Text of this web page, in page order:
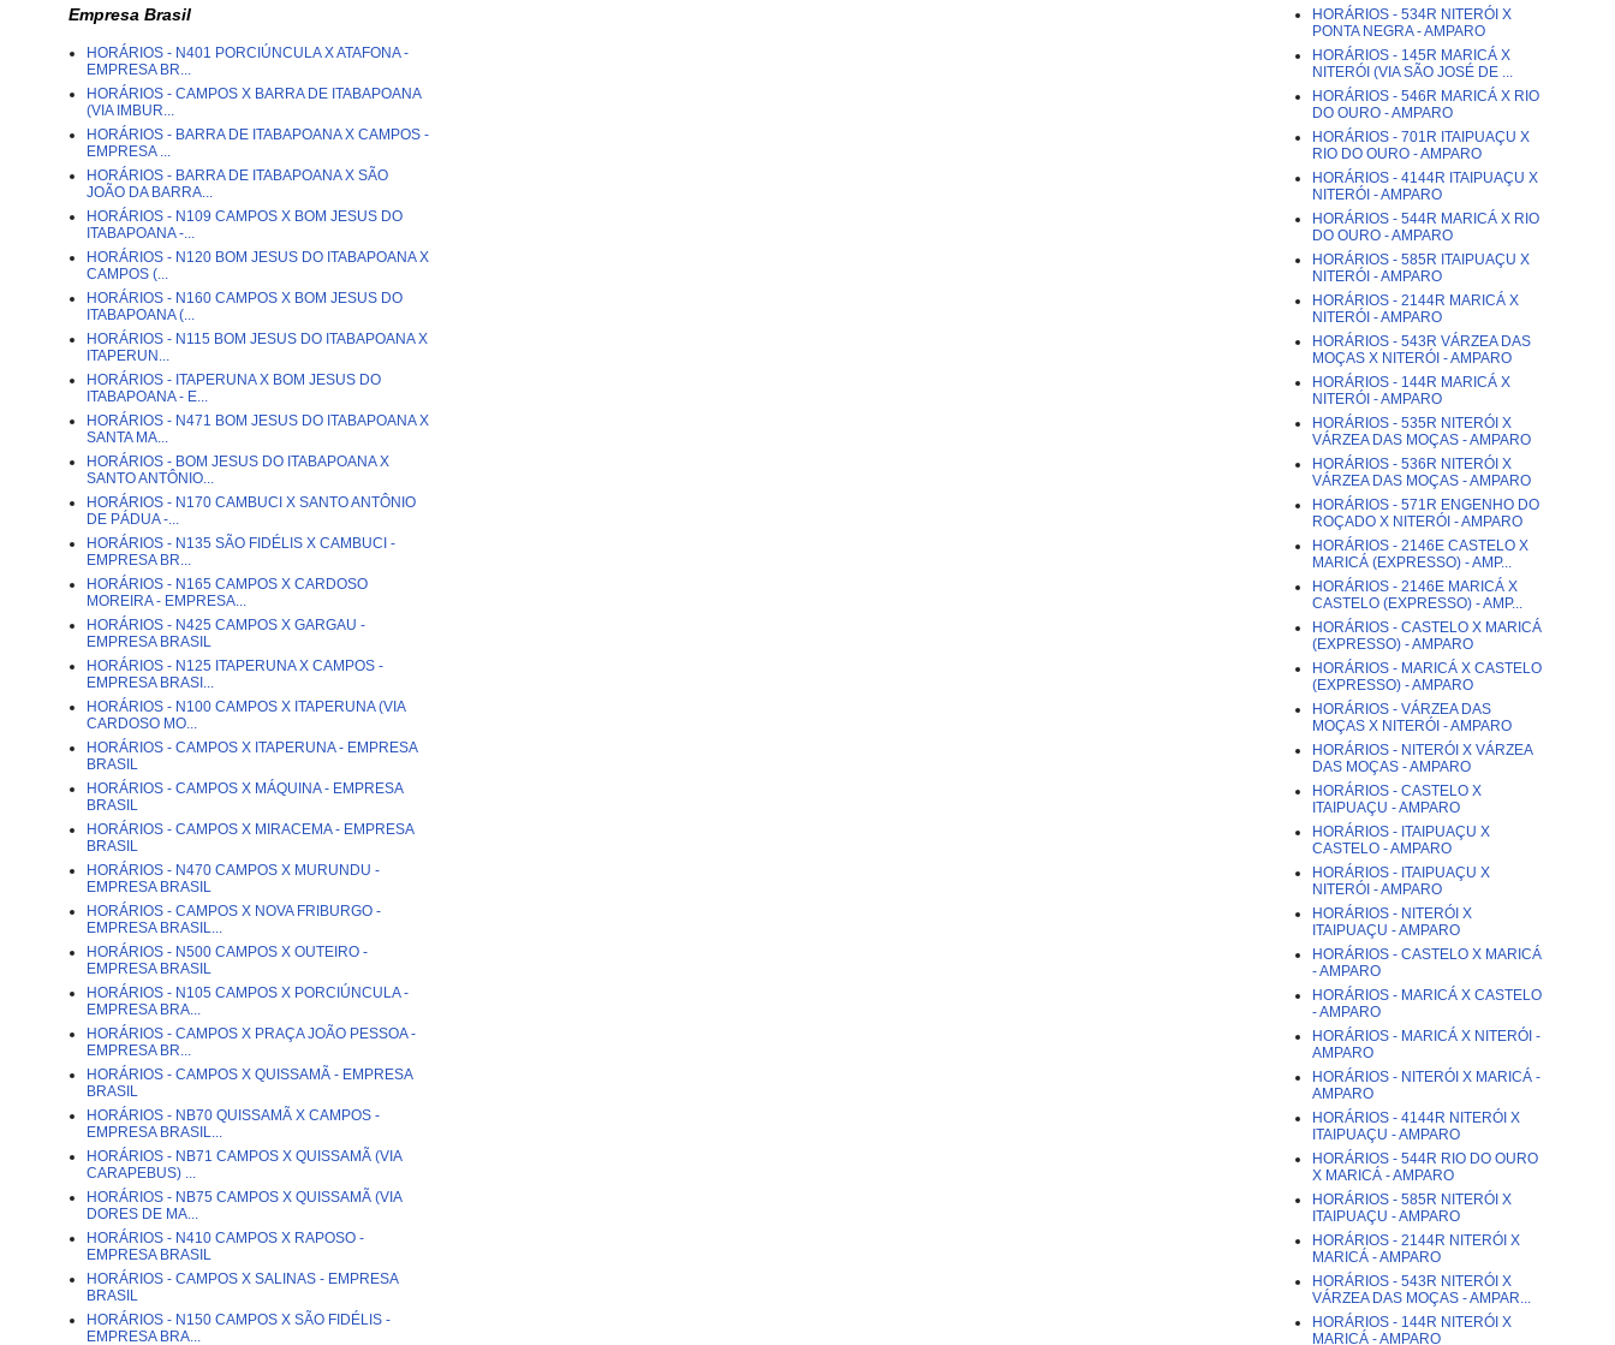
Empresa Brasil
HORÁRIOS - N401 PORCIÚNCULA X ATAFONA -
EMPRESA BR...
HORÁRIOS - CAMPOS X BARRA DE ITABAPOANA
(VIA IMBUR...
HORÁRIOS - BARRA DE ITABAPOANA X CAMPOS -
EMPRESA ...
HORÁRIOS - BARRA DE ITABAPOANA X SÃO
JOÃO DA BARRA...
HORÁRIOS - N109 CAMPOS X BOM JESUS DO
ITABAPOANA -...
HORÁRIOS - N120 BOM JESUS DO ITABAPOANA X
CAMPOS (...
HORÁRIOS - N160 CAMPOS X BOM JESUS DO
ITABAPOANA (...
HORÁRIOS - N115 BOM JESUS DO ITABAPOANA X
ITAPERUN...
HORÁRIOS - ITAPERUNA X BOM JESUS DO
ITABAPOANA - E...
HORÁRIOS - N471 BOM JESUS DO ITABAPOANA X
SANTA MA...
HORÁRIOS - BOM JESUS DO ITABAPOANA X
SANTO ANTÔNIO...
HORÁRIOS - N170 CAMBUCI X SANTO ANTÔNIO
DE PÁDUA -...
HORÁRIOS - N135 SÃO FIDÉLIS X CAMBUCI -
EMPRESA BR...
HORÁRIOS - N165 CAMPOS X CARDOSO
MOREIRA - EMPRESA...
HORÁRIOS - N425 CAMPOS X GARGAU -
EMPRESA BRASIL
HORÁRIOS - N125 ITAPERUNA X CAMPOS -
EMPRESA BRASI...
HORÁRIOS - N100 CAMPOS X ITAPERUNA (VIA
CARDOSO MO...
HORÁRIOS - CAMPOS X ITAPERUNA - EMPRESA
BRASIL
HORÁRIOS - CAMPOS X MÁQUINA - EMPRESA
BRASIL
HORÁRIOS - CAMPOS X MIRACEMA - EMPRESA
BRASIL
HORÁRIOS - N470 CAMPOS X MURUNDU -
EMPRESA BRASIL
HORÁRIOS - CAMPOS X NOVA FRIBURGO -
EMPRESA BRASIL...
HORÁRIOS - N500 CAMPOS X OUTEIRO -
EMPRESA BRASIL
HORÁRIOS - N105 CAMPOS X PORCIÚNCULA -
EMPRESA BRA...
HORÁRIOS - CAMPOS X PRAÇA JOÃO PESSOA -
EMPRESA BR...
HORÁRIOS - CAMPOS X QUISSAMÃ - EMPRESA
BRASIL
HORÁRIOS - NB70 QUISSAMÃ X CAMPOS -
EMPRESA BRASIL...
HORÁRIOS - NB71 CAMPOS X QUISSAMÃ (VIA
CARAPEBUS) ...
HORÁRIOS - NB75 CAMPOS X QUISSAMÃ (VIA
DORES DE MA...
HORÁRIOS - N410 CAMPOS X RAPOSO -
EMPRESA BRASIL
HORÁRIOS - CAMPOS X SALINAS - EMPRESA
BRASIL
HORÁRIOS - N150 CAMPOS X SÃO FIDÉLIS -
EMPRESA BRA...
HORÁRIOS - 534R NITERÓI X
PONTA NEGRA - AMPARO
HORÁRIOS - 145R MARICÁ X
NITERÓI (VIA SÃO JOSÉ DE ...
HORÁRIOS - 546R MARICÁ X RIO
DO OURO - AMPARO
HORÁRIOS - 701R ITAIPUAÇU X
RIO DO OURO - AMPARO
HORÁRIOS - 4144R ITAIPUAÇU X
NITERÓI - AMPARO
HORÁRIOS - 544R MARICÁ X RIO
DO OURO - AMPARO
HORÁRIOS - 585R ITAIPUAÇU X
NITERÓI - AMPARO
HORÁRIOS - 2144R MARICÁ X
NITERÓI - AMPARO
HORÁRIOS - 543R VÁRZEA DAS
MOÇAS X NITERÓI - AMPARO
HORÁRIOS - 144R MARICÁ X
NITERÓI - AMPARO
HORÁRIOS - 535R NITERÓI X
VÁRZEA DAS MOÇAS - AMPARO
HORÁRIOS - 536R NITERÓI X
VÁRZEA DAS MOÇAS - AMPARO
HORÁRIOS - 571R ENGENHO DO
ROÇADO X NITERÓI - AMPARO
HORÁRIOS - 2146E CASTELO X
MARICÁ (EXPRESSO) - AMP...
HORÁRIOS - 2146E MARICÁ X
CASTELO (EXPRESSO) - AMP...
HORÁRIOS - CASTELO X MARICÁ
(EXPRESSO) - AMPARO
HORÁRIOS - MARICÁ X CASTELO
(EXPRESSO) - AMPARO
HORÁRIOS - VÁRZEA DAS
MOÇAS X NITERÓI - AMPARO
HORÁRIOS - NITERÓI X VÁRZEA
DAS MOÇAS - AMPARO
HORÁRIOS - CASTELO X
ITAIPUAÇU - AMPARO
HORÁRIOS - ITAIPUAÇU X
CASTELO - AMPARO
HORÁRIOS - ITAIPUAÇU X
NITERÓI - AMPARO
HORÁRIOS - NITERÓI X
ITAIPUAÇU - AMPARO
HORÁRIOS - CASTELO X MARICÁ
- AMPARO
HORÁRIOS - MARICÁ X CASTELO
- AMPARO
HORÁRIOS - MARICÁ X NITERÓI -
AMPARO
HORÁRIOS - NITERÓI X MARICÁ -
AMPARO
HORÁRIOS - 4144R NITERÓI X
ITAIPUAÇU - AMPARO
HORÁRIOS - 544R RIO DO OURO
X MARICÁ - AMPARO
HORÁRIOS - 585R NITERÓI X
ITAIPUAÇU - AMPARO
HORÁRIOS - 2144R NITERÓI X
MARICÁ - AMPARO
HORÁRIOS - 543R NITERÓI X
VÁRZEA DAS MOÇAS - AMPAR...
HORÁRIOS - 144R NITERÓI X
MARICÁ - AMPARO